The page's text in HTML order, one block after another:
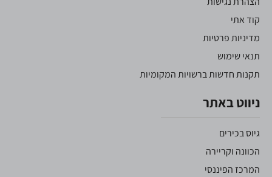
קוד אתי
מדיניות פרטיות
תנאי שימוש
תקנות חדשות ברשויות המקומיות
ניווט באתר
גיוס בכירים
הכוונה וקריירה
המרכז הפיננסי